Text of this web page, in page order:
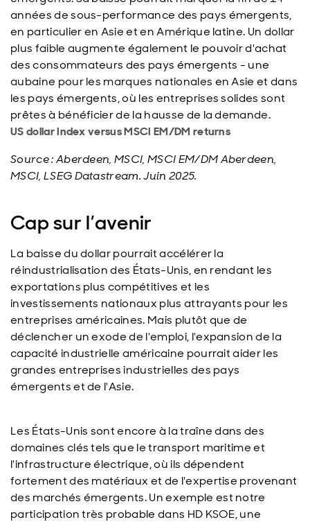
années de sous-performance des pays émergents,
en particulier en Asie et en Amérique latine. Un dollar
plus faible augmente également le pouvoir d'achat
des consommateurs des pays émergents - une
aubaine pour les marques nationales en Asie et dans
les pays émergents, où les entreprises solides sont
prêtes à bénéficier de la hausse de la demande.
US dollar Index versus MSCI EM/DM returns
Source : Aberdeen, MSCI, MSCI EM/DM Aberdeen,
MSCI, LSEG Datastream. Juin 2025.
Cap sur l’avenir
La baisse du dollar pourrait accélérer la
réindustrialisation des États-Unis, en rendant les
exportations plus compétitives et les
investissements nationaux plus attrayants pour les
entreprises américaines. Mais plutôt que de
déclencher un exode de l'emploi, l'expansion de la
capacité industrielle américaine pourrait aider les
grandes entreprises industrielles des pays
émergents et de l'Asie.
Les États-Unis sont encore à la traîne dans des
domaines clés tels que le transport maritime et
l'infrastructure électrique, où ils dépendent
fortement des matériaux et de l'expertise provenant
des marchés émergents. Un exemple est notre
participation très probable dans HD KSOE, une